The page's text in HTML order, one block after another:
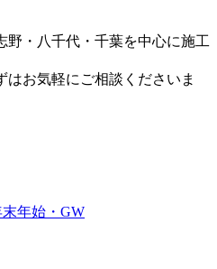
野・八千代・千葉を中心に施工
お気軽にご相談くださいま
年始・GW